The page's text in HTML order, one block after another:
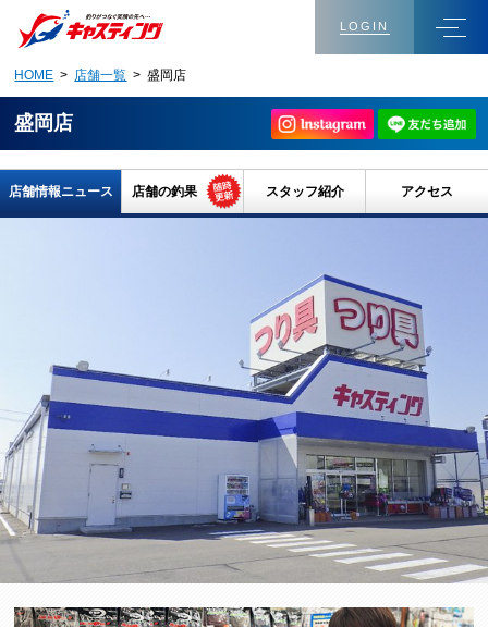
LOGIN
HOME > 店舗一覧 > 盛岡店
盛岡店
店舗情報ニュース 店舗の釣果 スタッフ紹介 アクセス